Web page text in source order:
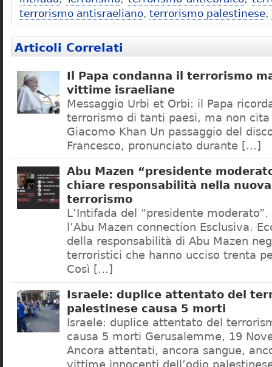
terrorismo antisraeliano, terrorismo palestinese,
Articoli Correlati
Il Papa condanna il terrorismo
vittime israeliane
Messaggio Urbi et Orbi: il Papa
terrorismo di tanti paesi, ma non cita
Giacomo Khan Un passaggio del
Francesco, pronunciato durante […]
Abu Mazen “presidente
chiare responsabilità nella
terrorismo
L’Intifada del “presidente
l’Abu Mazen connection Esclusiva.
della responsabilità di Abu Mazen
terroristici che hanno ucciso trenta
Così […]
Israele: duplice attentato del
palestinese causa 5 morti
Israele: duplice attentato del
causa 5 morti Gerusalemme, 19
Ancora attentati, ancora sangue,
vittime innocenti dell’odio